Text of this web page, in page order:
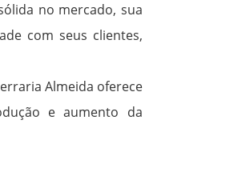
no mercado, sua
com seus clientes,
Almeida oferece
e aumento da